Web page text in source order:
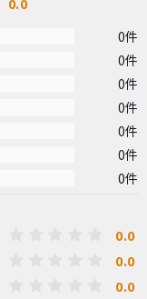
0件
0件
0件
0件
0件
0件
0件
0.0
0.0
0.0